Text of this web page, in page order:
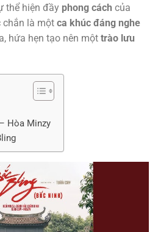
thể hiện đầy phong cách của
chắn là một ca khúc đáng nghe
hứa hẹn tạo nên một trào lưu
Hòa Minzy